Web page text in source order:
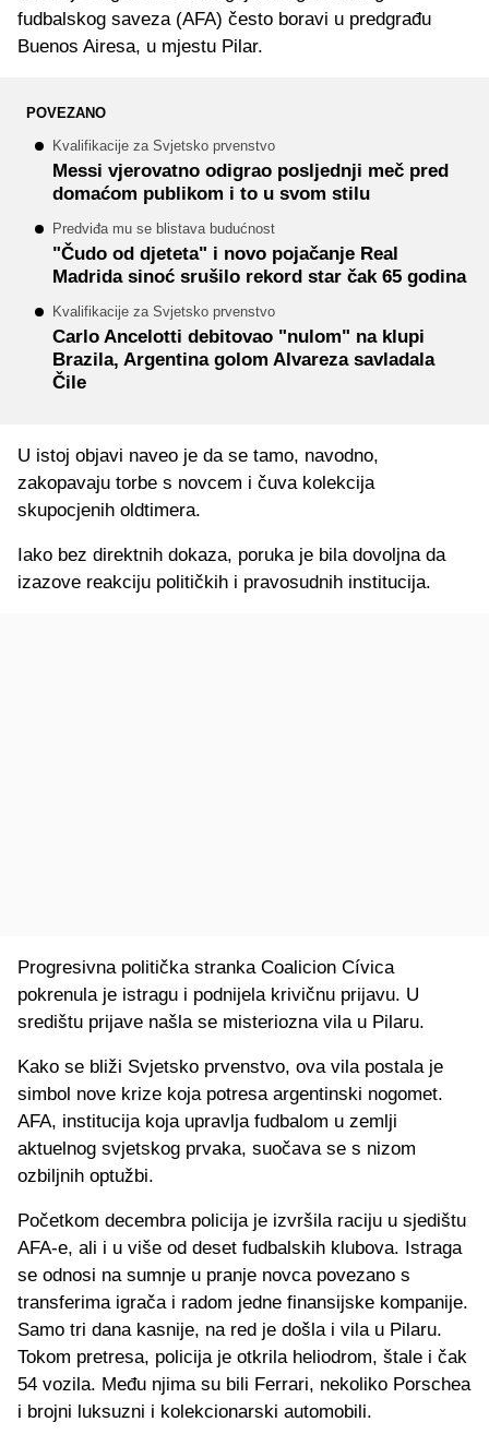
fudbalskog saveza (AFA) često boravi u predgrađu
Buenos Airesa, u mjestu Pilar.
POVEZANO
Kvalifikacije za Svjetsko prvenstvo
Messi vjerovatno odigrao posljednji meč pred
domaćom publikom i to u svom stilu
Predviđa mu se blistava budućnost
"Čudo od djeteta" i novo pojačanje Real
Madrida sinoć srušilo rekord star čak 65 godina
Kvalifikacije za Svjetsko prvenstvo
Carlo Ancelotti debitovao "nulom" na klupi
Brazila, Argentina golom Alvareza savladala
Čile
U istoj objavi naveo je da se tamo, navodno,
zakopavaju torbe s novcem i čuva kolekcija
skupocjenih oldtimera.
Iako bez direktnih dokaza, poruka je bila dovoljna da
izazove reakciju političkih i pravosudnih institucija.
Progresivna politička stranka Coalicion Cívica
pokrenula je istragu i podnijela krivičnu prijavu. U
središtu prijave našla se misteriozna vila u Pilaru.
Kako se bliži Svjetsko prvenstvo, ova vila postala je
simbol nove krize koja potresa argentinski nogomet.
AFA, institucija koja upravlja fudbalom u zemlji
aktuelnog svjetskog prvaka, suočava se s nizom
ozbiljnih optužbi.
Početkom decembra policija je izvršila raciju u sjedištu
AFA-e, ali i u više od deset fudbalskih klubova. Istraga
se odnosi na sumnje u pranje novca povezano s
transferima igrača i radom jedne finansijske kompanije.
Samo tri dana kasnije, na red je došla i vila u Pilaru.
Tokom pretresa, policija je otkrila heliodrom, štale i čak
54 vozila. Među njima su bili Ferrari, nekoliko Porschea
i brojni luksuzni i kolekcionarski automobili.